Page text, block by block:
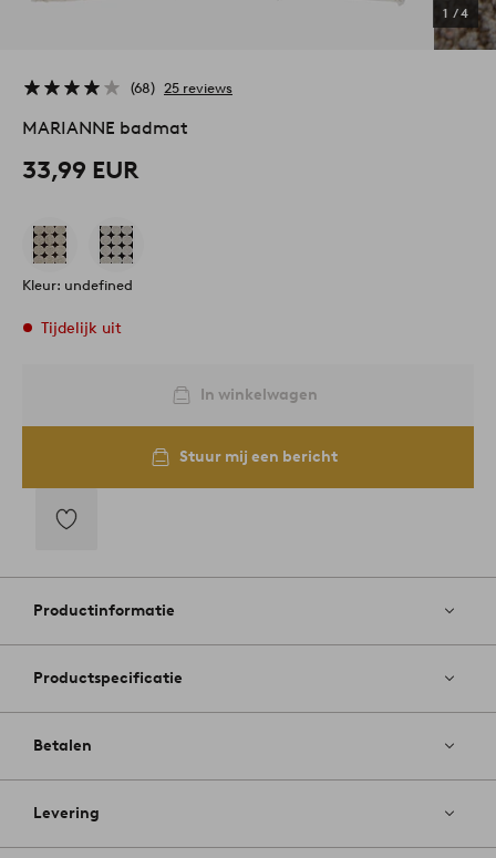
1 /4
68 25 reviews
MARIANNE badmat
33,99 EUR
Kleur: undefined
Tijdelijk uit
In winkelwagen
Stuur mij een bericht
aan
favorieten
Productinformatie
Productspecificatie
Betalen
Levering